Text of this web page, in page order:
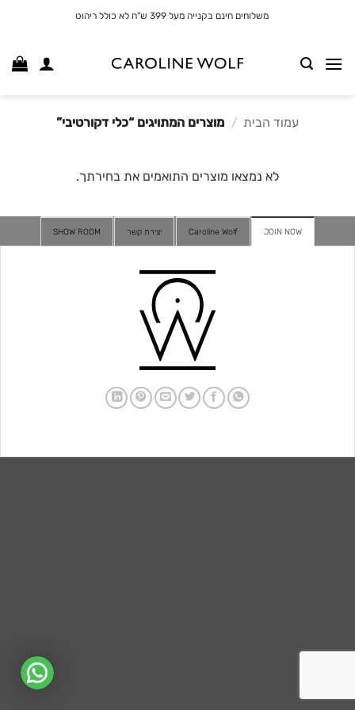
משלוחים חינם בקנייה מעל 399 ש"ח לא כולל ריהוט
עמוד הבית / מוצרים המתויגים “כלי דקורטיבי”
לא נמצאו מוצרים התואמים את בחירתך.
JOIN NOW
Caroline Wolf יצירת קשר SHOW ROOM